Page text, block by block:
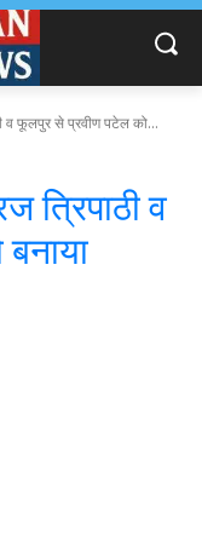
व फूलपुर से प्रवीण पटेल को...
त्रिपाठी व